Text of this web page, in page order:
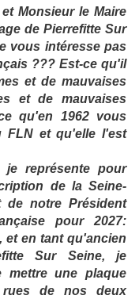
Monsieur le Maire
de Pierrefitte Sur
vous intéresse pas
??? Est-ce qu'il
et de mauvaises
et de mauvaises
qu'en 1962 vous
FLN et qu'elle l'est
représente pour
de la Seine-
de notre Président
pour 2027:
et en tant qu'ancien
Sur Seine, je
une plaque
rues de nos deux